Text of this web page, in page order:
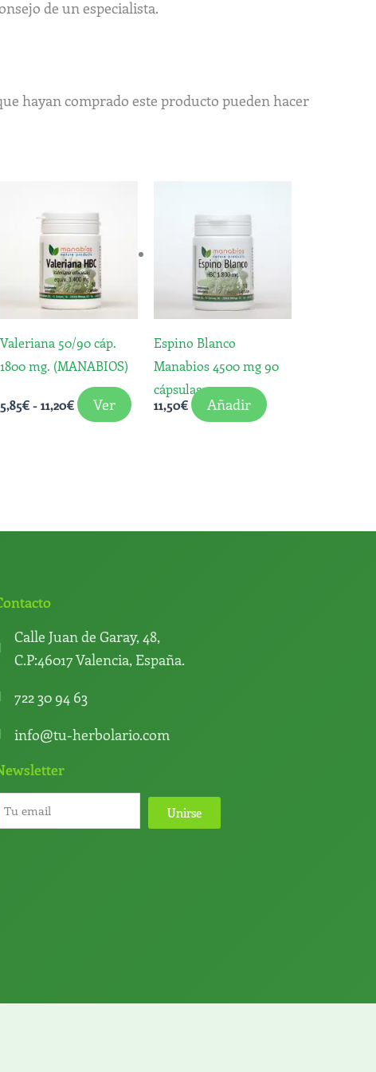
de un especialista.
hayan comprado este producto pueden hacer
Valeriana 50/90 cáp.
1800 mg. (MANABIOS)
5,85€-11,20€
precios:
desde
5,85€
hasta
11,20€
Ver
múltiples
pueden
elegir
Espino Blanco
Manabios 4500 mg 90
cápsulas
11,50€ Añadir
Calle Juan de Garay, 48,
C.P:46017 Valencia, España.
722 30 94 63
info@tu-herbolario.com
Unirse